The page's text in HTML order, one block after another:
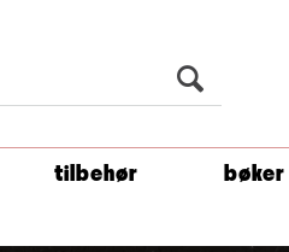
tilbehør bøker